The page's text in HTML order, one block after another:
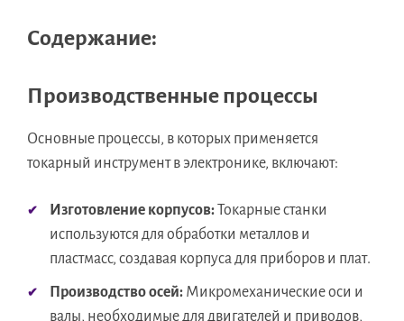
Содержание:
Производственные процессы
Основные процессы, в которых применяется
токарный инструмент в электронике, включают:
Изготовление корпусов:Токарные станки
используются для обработки металлов и
пластмасс, создавая корпуса для приборов и плат.
Производство осей: Микромеханические оси и
валы, необходимые для двигателей и приводов,